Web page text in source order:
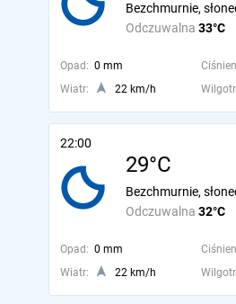
Odczuwalna 33°C
Bezchmurnie,
Opad: 0 mm
Wiatr:
22 km/h
22:00
29°C
Odczuwalna 32°C
Bezchmurnie,
Opad: 0 mm
Wiatr:
22 km/h